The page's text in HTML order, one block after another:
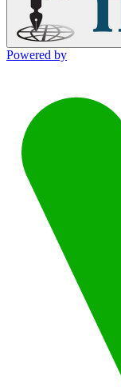
Powered by